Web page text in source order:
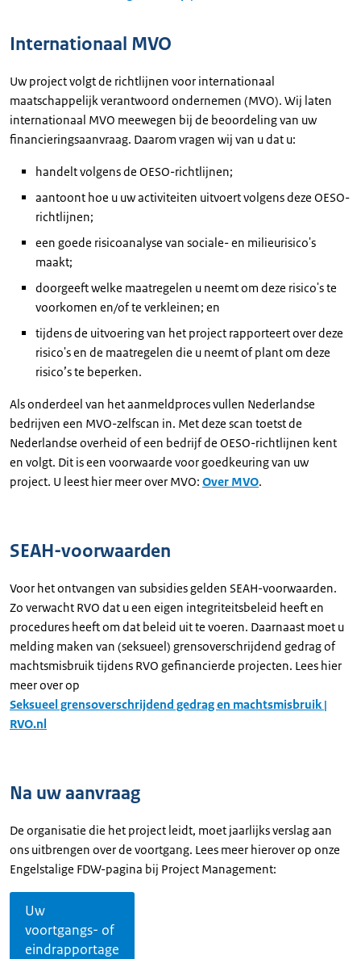
Internationaal MVO
Uw project volgt de richtlijnen voor internationaal
maatschappelijk verantwoord ondernemen (MVO). Wij laten
internationaal MVO meewegen bij de beoordeling van uw
financieringsaanvraag. Daarom vragen wij van u dat u:
handelt volgens de OESO-richtlijnen;
aantoont hoe u uw activiteiten uitvoert volgens deze OESO-
richtlijnen;
een goede risicoanalyse van sociale- en milieurisico's
maakt;
doorgeeft welke maatregelen u neemt om deze risico's te
voorkomen en/of te verkleinen; en
tijdens de uitvoering van het project rapporteert over deze
risico's en de maatregelen die u neemt of plant om deze
risico’s te beperken.
Als onderdeel van het aanmeldproces vullen Nederlandse
bedrijven een MVO-zelfscan in. Met deze scan toetst de
Nederlandse overheid of een bedrijf de OESO-richtlijnen kent
en volgt. Dit is een voorwaarde voor goedkeuring van uw
project. U leest hier meer over MVO: Over MVO.
SEAH-voorwaarden
Voor het ontvangen van subsidies gelden SEAH-voorwaarden.
Zo verwacht RVO dat u een eigen integriteitsbeleid heeft en
procedures heeft om dat beleid uit te voeren. Daarnaast moet u
melding maken van (seksueel) grensoverschrijdend gedrag of
machtsmisbruik tijdens RVO gefinancierde projecten. Lees hier
meer over op
Seksueel grensoverschrijdend gedrag en machtsmisbruik |
RVO.nl
Na uw aanvraag
De organisatie die het project leidt, moet jaarlijks verslag aan
ons uitbrengen over de voortgang. Lees meer hierover op onze
Engelstalige FDW-pagina bij Project Management:
Uw
voortgangs- of
eindrapportage